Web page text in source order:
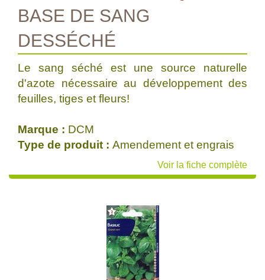
BASE DE SANG
DESSÉCHÉ
Le sang séché est une source naturelle
d'azote nécessaire au développement des
feuilles, tiges et fleurs!
Marque : DCM
Type de produit : Amendement et engrais
Voir la fiche complète